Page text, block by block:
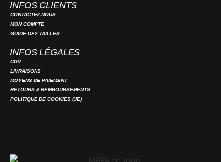
INFOS CLIENTS
CONTACTEZ-NOUS
MON COMPTE
GUIDE DES TAILLES
INFOS LÉGALES
CGV
LIVRAISONS
MOYENS DE PAIEMENT
RETOURS & REMBOURSEMENTS
POLITIQUE DE COOKIES (UE)